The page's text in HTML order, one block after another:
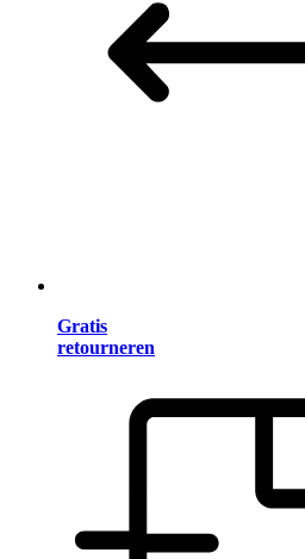
Gratis
retourneren